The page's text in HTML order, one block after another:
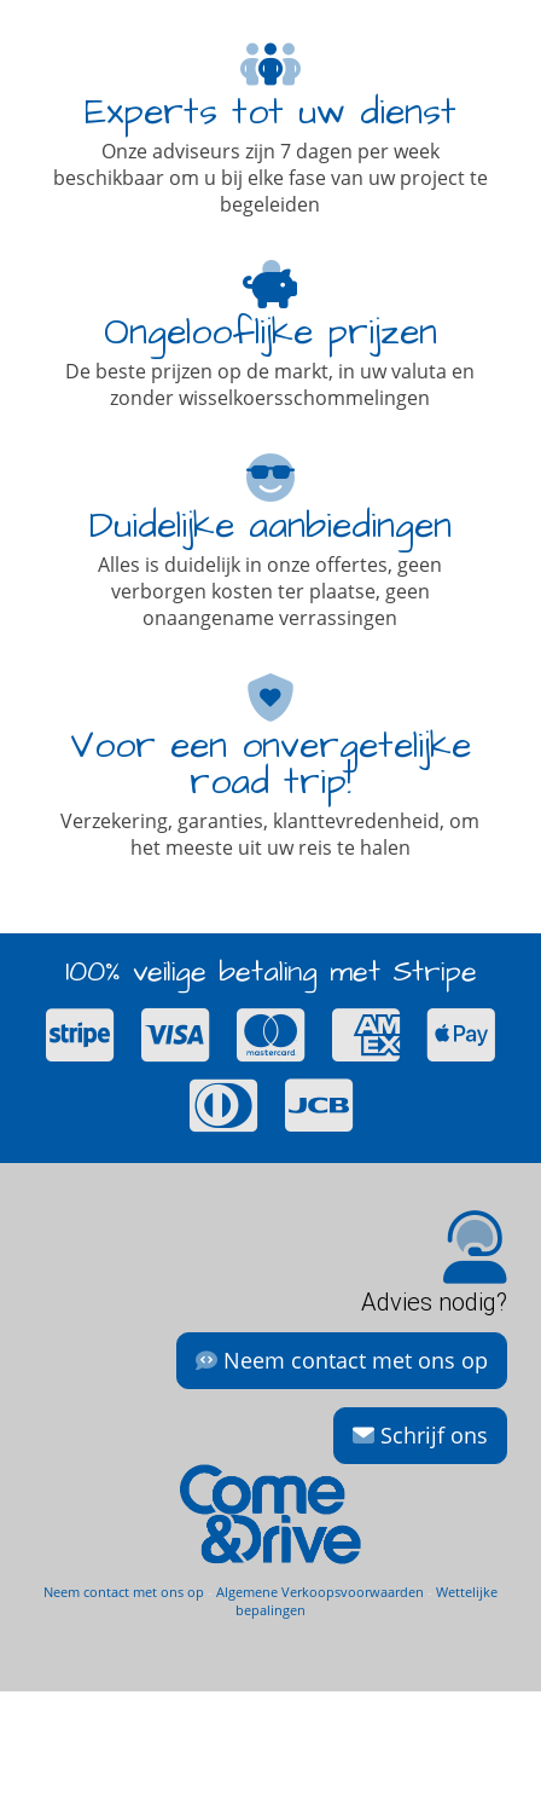
Experts tot uw dienst
Onze adviseurs zijn 7 dagen per week
beschikbaar om u bij elke fase van uw project te
begeleiden
Ongelooflijke prijzen
De beste prijzen op de markt, in uw valuta en
zonder wisselkoersschommelingen
Duidelijke aanbiedingen
Alles is duidelijk in onze offertes, geen
verborgen kosten ter plaatse, geen
onaangename verrassingen
Voor een onvergetelijke
road trip!
Verzekering, garanties, klanttevredenheid, om
het meeste uit uw reis te halen
100% veilige betaling met Stripe
Advies nodig?
Neem contact met ons op
Schrijf ons
Neem contact met ons op Algemene Verkoopsvoorwaarden
Wettelijke
bepalingen